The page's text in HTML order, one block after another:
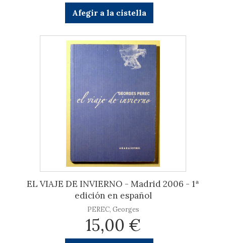
Afegir a la cistella
EL VIAJE DE INVIERNO - Madrid 2006 - 1ª
edición en español
PEREC, Georges
15,00 €